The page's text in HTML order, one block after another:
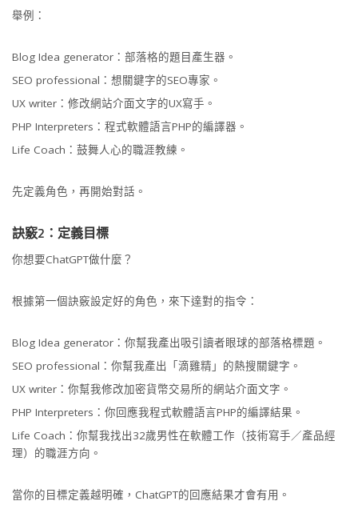
舉例：
Blog Idea generator：部落格的題目產生器。
SEO professional：想關鍵字的SEO專家。
UX writer：修改網站介面文字的UX寫手。
PHP Interpreters：程式軟體語言PHP的編譯器。
Life Coach：鼓舞人心的職涯教練。
先定義角色，再開始對話。
訣竅2：定義目標
你想要ChatGPT做什麼？
根據第一個訣竅設定好的角色，來下達對的指令：
Blog Idea generator：你幫我產出吸引讀者眼球的部落格標題。
SEO professional：你幫我產出「滴雞精」的熱搜關鍵字。
UX writer：你幫我修改加密貨幣交易所的網站介面文字。
PHP Interpreters：你回應我程式軟體語言PHP的編譯結果。
Life Coach：你幫我找出32歲男性在軟體工作（技術寫手／產品經
理）的職涯方向。
當你的目標定義越明確，ChatGPT的回應結果才會有用。